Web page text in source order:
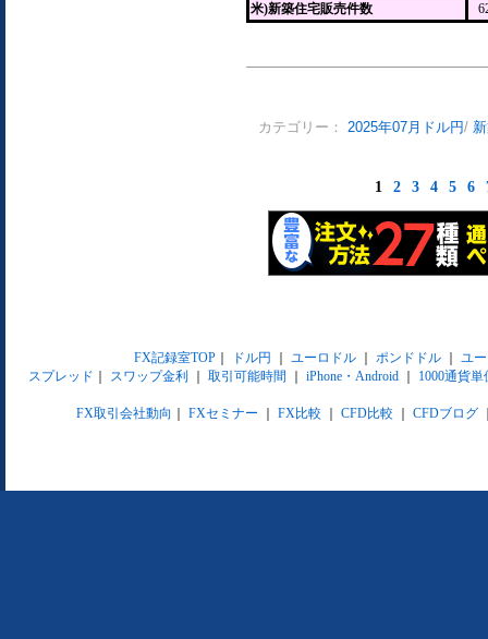
米)新築住宅販売件数
カテゴリー： 2025年07月ドル円/
1 2 3 4 5 6
FX記録室TOP｜ ドル円 ユーロドル｜ ポンドドル｜ ユ
スプレッド
スワップ金利 取引可能時間 iPhone・Android 1000通貨単
FX取引会社動向 FXセミナー FX比較 CFD比較 CFDブログ